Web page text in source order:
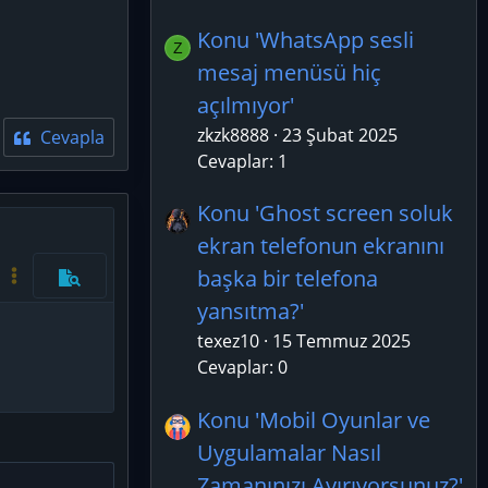
Cevapla
seçenek…
aç/kapat
Daha fazla seçenek…
Önizleme
Z
Konu 'WhatsApp sesli
mesaj menüsü hiç
açılmıyor'
zkzk8888 23 Şubat 2025
Cevaplar: 1
Konu 'Ghost screen soluk
ekran telefonun ekranını
başka bir telefona
yansıtma?'
texez10 15 Temmuz 2025
Cevaplar: 0
Konu 'Mobil Oyunlar ve
Uygulamalar Nasıl